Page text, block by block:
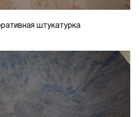
штукатурка